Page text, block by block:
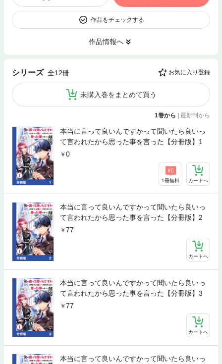
作品をチェックする
作品情報へ
シリーズ 全12冊 お気に入り登録
未購入巻をまとめて買う
1巻から | 最新刊から
本当に言って良いんですかって聞いたら良いっ
て言われたから思った事を言った【分冊版】1
0
1冊無料 カートへ
本当に言って良いんですかって聞いたら良いっ
て言われたから思った事を言った【分冊版】2
77
カートへ
本当に言って良いんですかって聞いたら良いっ
て言われたから思った事を言った【分冊版】3
77
カートへ
本当に言って良いんですかって聞いたら良いっ